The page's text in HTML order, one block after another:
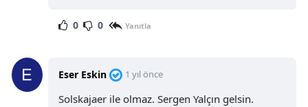
0 0 Yanıtla
Eser Eskin 1 yıl önce
Solskajaer ile olmaz. Sergen Yalçın gelsin.